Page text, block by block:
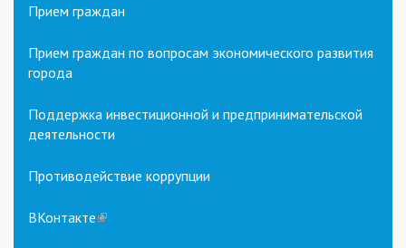
Прием граждан
Прием граждан по вопросам экономического развития
города
Поддержка инвестиционной и предпринимательской
деятельности
Противодействие коррупции
ВКонтакте(link